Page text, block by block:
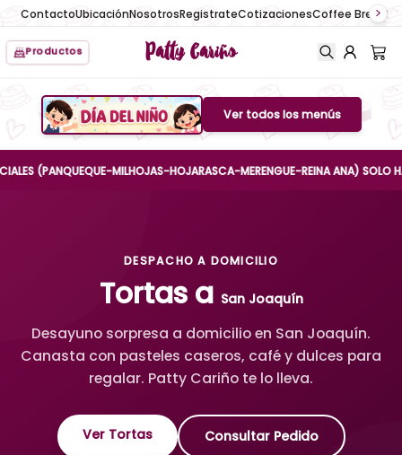
ContactoUbicaciónNosotrosRegistrateCotizacionesCoffee Break
Productos Patty Cariño
Boton de menu
Ver todos los menús
(PANQUEQUE-MILHOJAS-HOJARASCA-MERENGUE-REINA ANA) SOLO HASTA
DESPACHO A DOMICILIO
Tortas a San Joaquín
Desayuno sorpresa a domicilio en San Joaquín.
Canasta con pasteles caseros, café y dulces para
regalar. Patty Cariño te lo lleva.
Ver Tortas Consultar Pedido